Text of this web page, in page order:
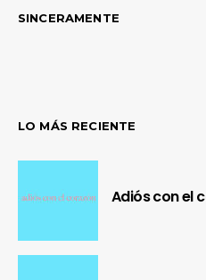
SINCERAMENTE
LO MÁS RECIENTE
Adiós con el